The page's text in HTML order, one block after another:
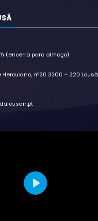
(encerra para almoço)
nº20 3200 – 220 Lousã
Play